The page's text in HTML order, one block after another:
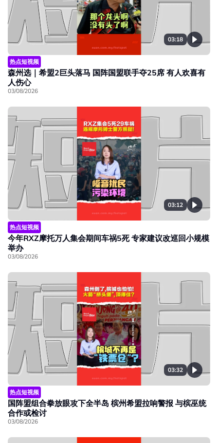
03:18
热点短视频
森州选｜希盟2巨头落马 国阵国盟联手夺25席 有人欢喜有
人伤心
03/08/2026
03:12
热点短视频
今年RXZ摩托万人集会期间车祸5死 专家建议改巡回小规模
举办
03/08/2026
03:32
热点短视频
国阵盟组合拳放眼攻下全半岛 槟州希盟拉响警报 与槟巫统
合作或检讨
03/08/2026